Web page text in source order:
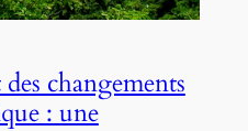
changements
: une